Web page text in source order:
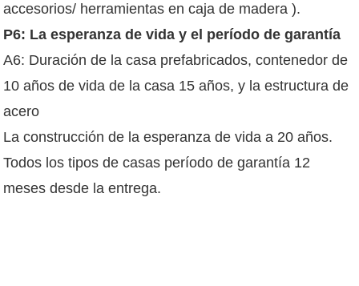
accesorios/ herramientas en caja de madera ).
P6: La esperanza de vida y el período de garantía
A6: Duración de la casa prefabricados, contenedor de
10 años de vida de la casa 15 años, y la estructura de
acero
La construcción de la esperanza de vida a 20 años.
Todos los tipos de casas período de garantía 12
meses desde la entrega.